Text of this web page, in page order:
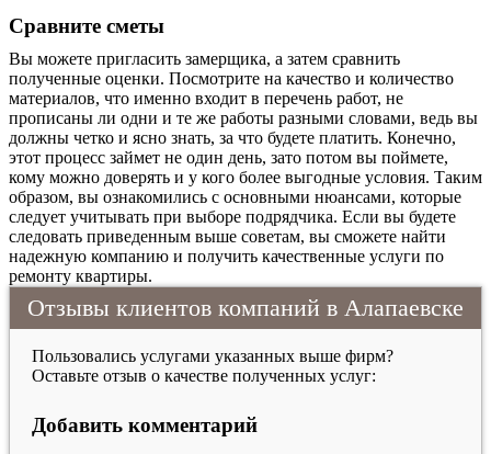
Сравните сметы
Вы можете пригласить замерщика, а затем сравнить
полученные оценки. Посмотрите на качество и количество
материалов, что именно входит в перечень работ, не
прописаны ли одни и те же работы разными словами, ведь вы
должны четко и ясно знать, за что будете платить. Конечно,
этот процесс займет не один день, зато потом вы поймете,
кому можно доверять и у кого более выгодные условия. Таким
образом, вы ознакомились с основными нюансами, которые
следует учитывать при выборе подрядчика. Если вы будете
следовать приведенным выше советам, вы сможете найти
надежную компанию и получить качественные услуги по
ремонту квартиры.
Отзывы клиентов компаний в Алапаевске
Пользовались услугами указанных выше фирм?
Оставьте отзыв о качестве полученных услуг:
Добавить комментарий